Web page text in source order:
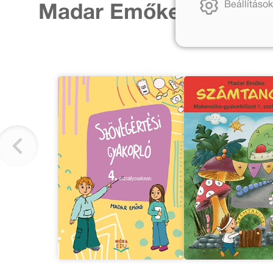
Madar Emőke további
Beállítások